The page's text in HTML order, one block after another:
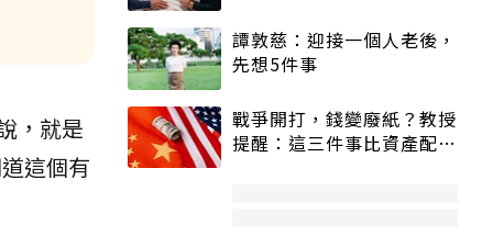
，就是
這個有
譚敦慈：迎接一個人老後，
先想5件事
戰爭開打，錢變廢紙？教授
提醒：這三件事比資產配置